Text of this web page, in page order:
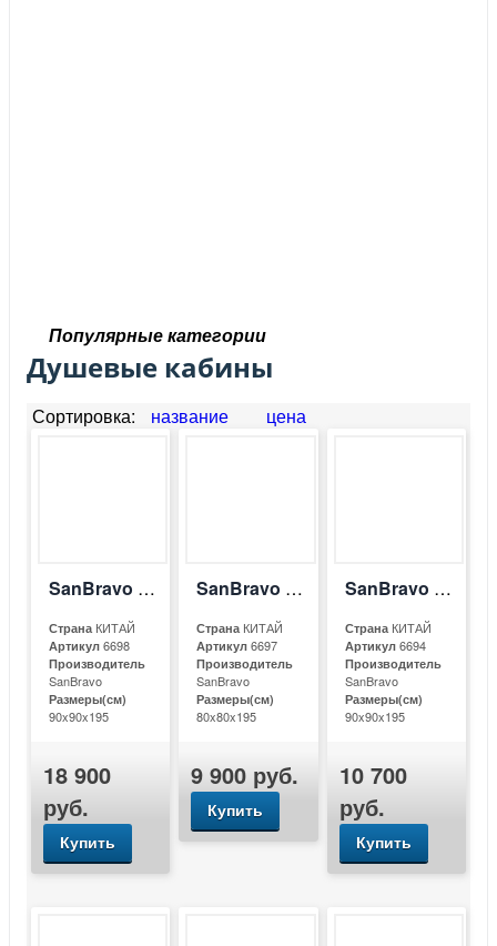
Популярные категории
Душевые кабины
Сортировка: название цена
SanBravo SB-D913
Страна КИТАЙ
Артикул 6698
Производитель
SanBravo
Размеры(см)
90x90x195
18 900
руб.
Купить
SanBravo SB-E823
Страна КИТАЙ
Артикул 6697
Производитель
SanBravo
Размеры(см)
80x80x195
9 900 руб.
Купить
SanBravo SB-E921
СтранаКИТАЙ
Артикул6694
Производитель
SanBravo
Размеры(см)
90x90x195
10 700
руб.
Купить